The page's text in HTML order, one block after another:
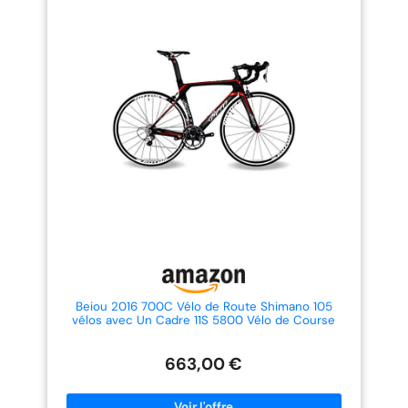
antidérapante, économiser de
panneau d'augmentation, une
bonne performance anti-
dérapage
Poignées S-ride R400 intégrées
pour un contrôle unifié (freinage
et changement de vitesse en un
geste), associées aux dérailleurs
Shimano fiables pour un passage
fluide sur 16 vitesses PNEUS 28C
& FREINS C FIAB LES : Les pneus
28c plus larges allient confort et
faible résistance au roulement,
160-165cm, M (500mm) 165-
(540mm) 175cm+. Mesurez-vous
pour garantir un réglage parfait
Beiou 2016 700C Vélo de Route Shimano 105
vélos avec Un Cadre 11S 5800 Vélo de Course
663,00 €